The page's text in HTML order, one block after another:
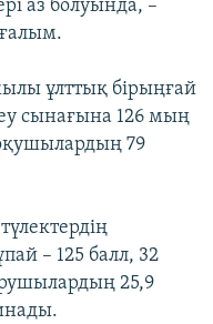
аз болуында, –
ұлттық бірыңғай
сынағына 126 мың
79
– 125 балл, 32
25,9